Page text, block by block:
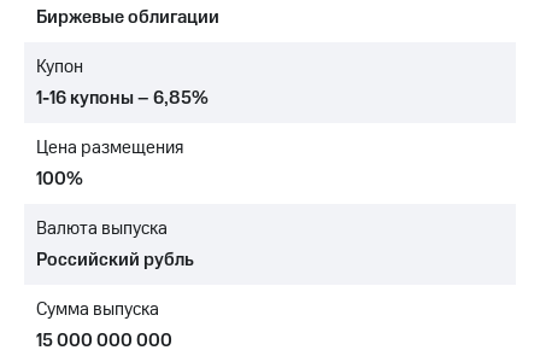
Достижения
Интервью
отчетность
Контакты
Новости
в
Биржевые облигации
Купон
1-16 купоны – 6,85%
Цена размещения
100%
Валюта выпуска
Российский рубль
Сумма выпуска
15 000 000 000